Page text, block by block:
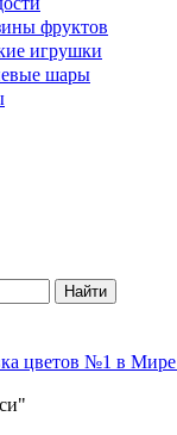
фруктов
игрушки
шары
цветов №1 в Мире